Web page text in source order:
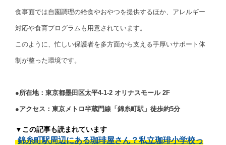
食事面では自園調理の給食やおやつを提供するほか、アレルギー
対応や食育プログラムも用意されています。
このように、忙しい保護者を多方面から支える手厚いサポート体
制が整った環境です。
●所在地：東京都墨田区太平4-1-2 オリナスモール 2F
●アクセス：東京メトロ半蔵門線「錦糸町駅」徒歩約5分
▼この記事も読まれています
錦糸町駅周辺にある珈琲屋さん？私立珈琲小学校っ